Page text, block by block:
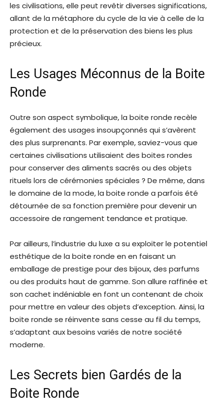
les civilisations, elle peut revêtir diverses significations,
allant de la métaphore du cycle de la vie à celle de la
protection et de la préservation des biens les plus
précieux.
Les Usages Méconnus de la Boite
Ronde
Outre son aspect symbolique, la boite ronde recèle
également des usages insoupçonnés qui s’avèrent
des plus surprenants. Par exemple, saviez-vous que
certaines civilisations utilisaient des boites rondes
pour conserver des aliments sacrés ou des objets
rituels lors de cérémonies spéciales ? De même, dans
le domaine de la mode, la boite ronde a parfois été
détournée de sa fonction première pour devenir un
accessoire de rangement tendance et pratique.
Par ailleurs, l’industrie du luxe a su exploiter le potentiel
esthétique de la boite ronde en en faisant un
emballage de prestige pour des bijoux, des parfums
ou des produits haut de gamme. Son allure raffinée et
son cachet indéniable en font un contenant de choix
pour mettre en valeur des objets d’exception. Ainsi, la
boite ronde se réinvente sans cesse au fil du temps,
s’adaptant aux besoins variés de notre société
moderne.
Les Secrets bien Gardés de la
Boite Ronde